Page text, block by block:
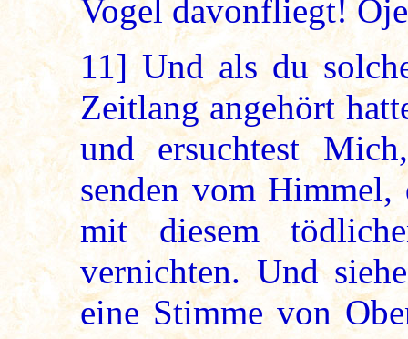
Vogel davonfliegt!
11] Und als du
Zeitlang angehört
und ersuchtest
senden vom Himmel,
mit diesem
vernichten. Und
eine Stimme von